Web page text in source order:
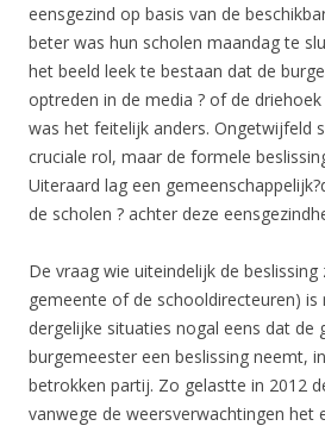
eensgezind op basis van de
beter was hun scholen maandag te
het beeld leek te bestaan dat de
optreden in de media ? of de
was het feitelijk anders. Ongetwijfeld
cruciale rol, maar de formele
Uiteraard lag een
de scholen ? achter deze
De vraag wie uiteindelijk de
gemeente of de schooldirecteuren) is
dergelijke situaties nogal eens dat de
burgemeester een beslissing neemt,
betrokken partij. Zo gelastte in 2012
vanwege de weersverwachtingen het